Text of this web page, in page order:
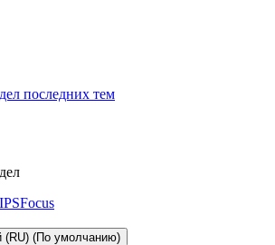
последних тем
IPSFocus
(RU) (По умолчанию)